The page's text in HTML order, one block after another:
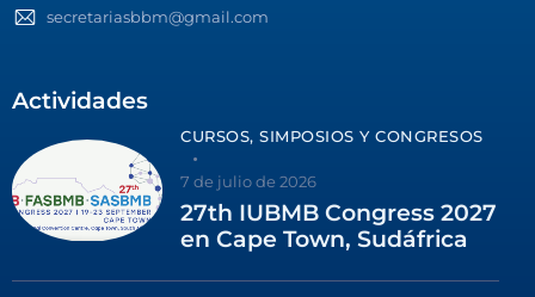
secretariasbbm@gmail.com
Actividades
CURSOS, SIMPOSIOS Y CONGRESOS
7 de julio de 2026
27th IUBMB Congress 2027
en Cape Town, Sudáfrica